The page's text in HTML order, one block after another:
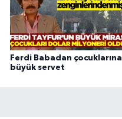
Ferdi Babadan çocuklarına
büyük servet